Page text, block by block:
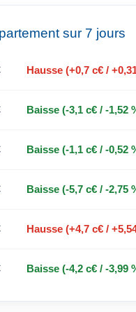
sur 7 jours
Hausse (+0,7 c€ /
Baisse (-3,1 c€ / -1,52
Baisse (-1,1 c€ / -0,52
Baisse (-5,7 c€ / -2,75
Hausse (+4,7 c€ /
Baisse (-4,2 c€ / -3,99